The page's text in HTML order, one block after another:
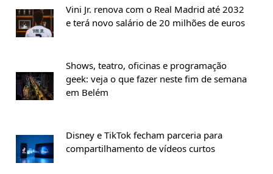
Vini Jr. renova com o Real Madrid até 2032
e terá novo salário de 20 milhões de euros
Shows, teatro, oficinas e programação
geek: veja o que fazer neste fim de semana
em Belém
Disney e TikTok fecham parceria para
compartilhamento de vídeos curtos